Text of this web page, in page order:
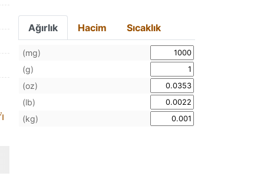
Ağırlık Hacim Sıcaklık
(mg)
(g)
(oz)
(lb)
(kg)